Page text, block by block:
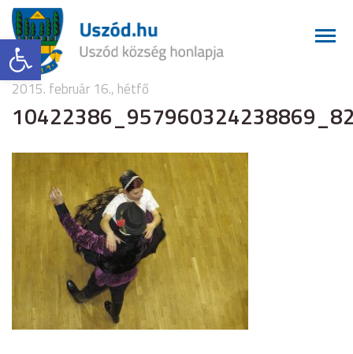
Eszköztár megnyitása
2015. február 16., hétfő